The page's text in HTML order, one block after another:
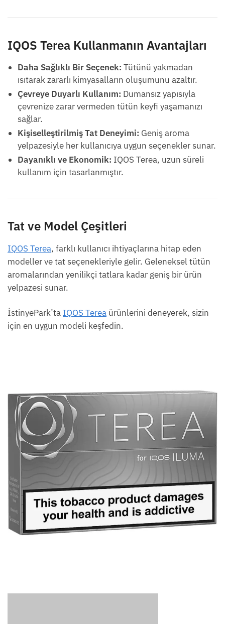
IQOS Terea Kullanmanın Avantajları
Daha Sağlıklı Bir Seçenek: Tütünü yakmadan
ısıtarak zararlı kimyasalların oluşumunu azaltır.
Çevreye Duyarlı Kullanım: Dumansız yapısıyla
çevrenize zarar vermeden tütün keyfi yaşamanızı
sağlar.
Kişiselleştirilmiş Tat Deneyimi: Geniş aroma
yelpazesiyle her kullanıcıya uygun seçenekler sunar.
Dayanıklı ve Ekonomik: IQOS Terea, uzun süreli
kullanım için tasarlanmıştır.
Tat ve Model Çeşitleri
IQOS Terea, farklı kullanıcı ihtiyaçlarına hitap eden
modeller ve tat seçenekleriyle gelir. Geleneksel tütün
aromalarından yenilikçi tatlara kadar geniş bir ürün
yelpazesi sunar.
İstinyePark’ta IQOS Terea ürünlerini deneyerek, sizin
için en uygun modeli keşfedin.